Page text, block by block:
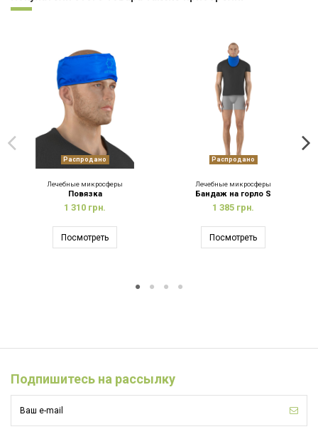
Распродано
Лечебные микросферы
Повязка
1 310 грн.
Посмотреть
Распродано
Лечебные микросферы
Бандаж на горло S
1 385 грн.
Посмотреть
Подпишитесь на рассылку